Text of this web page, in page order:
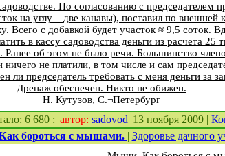
По согласованию с председателем
на углу – две канавы), поставил по внешней
Всего с добавкой будет участок ≈ 9,5 соток.
в кассу садоводства деньги из расчета 25
Ранее об этом не было речи. Большинство
ничего не платили, в том числе и сам
ли председатель требовать с меня деньги за
Дренаж обеспечен. Никто не обижен.
Н. Кутузов, С.¬Петербург
6 680 :| автор: sadovod| 13 ноября 2009 |
бороться с мышами. | Здоровье дачного